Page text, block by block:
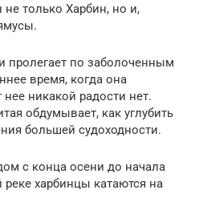
только Харбин, но и,
пролегает по заболоченным
время, когда она
никакой радости нет.
обдумывает, как углубить
большей судоходности.
с конца осени до начала
харбинцы катаются на